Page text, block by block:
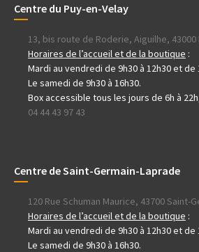
Centre du Puy-en-Velay
13, bis route de Roderie, Aiguilhe, 43000
Horaires de l’accueil et de la boutique :
Mardi au vendredi de 9h30 à 12h30 et de
Le samedi de 9h30 à 16h30.
Box accessible tous les jours de 6h à
04 44 43 97 43
Centre de Saint-Germain-Laprade
120 Rue Schuman Maurice, 43700 Saint-
Horaires de l’accueil et de la boutique :
Mardi au vendredi de 9h30 à 12h30 et de
Le samedi de 9h30 à 16h30.